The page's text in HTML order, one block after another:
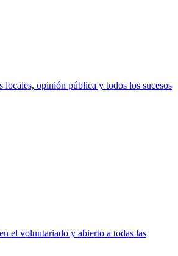
locales, opinión pública y todos los sucesos
el voluntariado y abierto a todas las